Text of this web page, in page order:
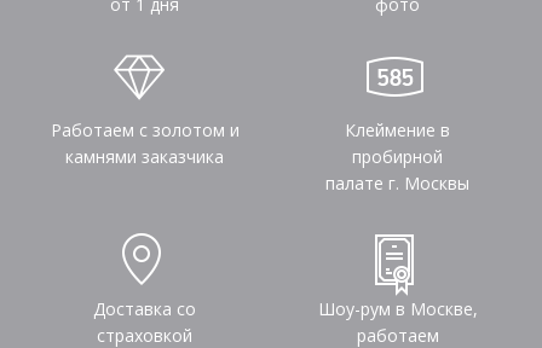
Работаем с золотом и
камнями заказчика
Клеймение в
пробирной
палате г. Москвы
Доставка со
страховкой
Шоу-рум в Москве,
работаем